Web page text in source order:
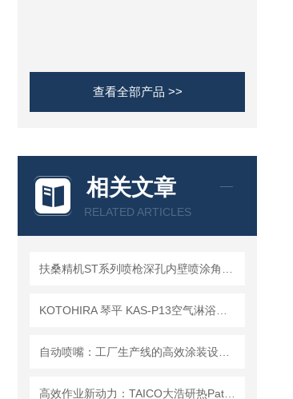
查看全部产品 >>
相关文章
RELATED ARTICLES